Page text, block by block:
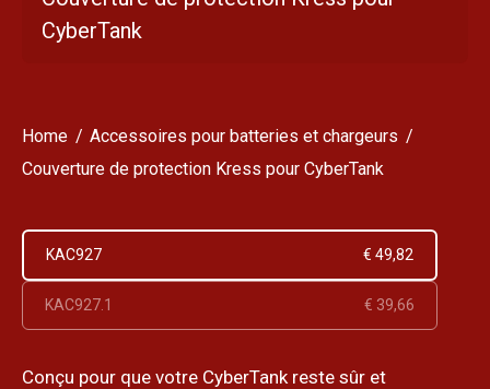
CyberTank
Home
Accessoires pour batteries et chargeurs
Couverture de protection Kress pour CyberTank
KAC927 € 49,82
KAC927.1 € 39,66
Conçu pour que votre CyberTank reste sûr et